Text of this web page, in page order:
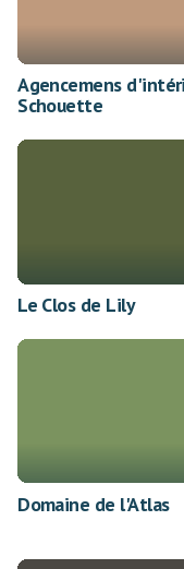
Agencemens
Schouette
Le Clos de Lily
Domaine de l'Atlas